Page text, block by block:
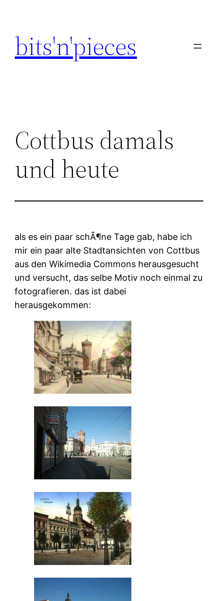
springen
bits'n'pieces
Cottbus damals
und heute
als es ein paar schÃ¶ne Tage gab, habe ich
mir ein paar alte Stadtansichten von Cottbus
aus den Wikimedia Commons herausgesucht
und versucht, das selbe Motiv noch einmal zu
fotografieren. das ist dabei
herausgekommen: